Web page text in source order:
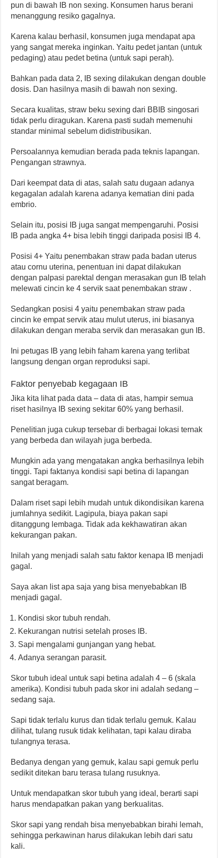
pun di bawah IB non sexing. Konsumen harus berani
menanggung resiko gagalnya.
Karena kalau berhasil, konsumen juga mendapat apa
yang sangat mereka inginkan. Yaitu pedet jantan (untuk
pedaging) atau pedet betina (untuk sapi perah).
Bahkan pada data 2, IB sexing dilakukan dengan double
dosis. Dan hasilnya masih di bawah non sexing.
Secara kualitas, straw beku sexing dari BBIB singosari
tidak perlu diragukan. Karena pasti sudah memenuhi
standar minimal sebelum didistribusikan.
Persoalannya kemudian berada pada teknis lapangan.
Pengangan strawnya.
Dari keempat data di atas, salah satu dugaan adanya
kegagalan adalah karena adanya kematian dini pada
embrio.
Selain itu, posisi IB juga sangat mempengaruhi. Posisi
IB pada angka 4+ bisa lebih tinggi daripada posisi IB 4.
Posisi 4+ Yaitu penembakan straw pada badan uterus
atau cornu uterina, penentuan ini dapat dilakukan
dengan palpasi parektal dengan merasakan gun IB telah
melewati cincin ke 4 servik saat penembakan straw .
Sedangkan posisi 4 yaitu penembakan straw pada
cincin ke empat servik atau mulut uterus, ini biasanya
dilakukan dengan meraba servik dan merasakan gun IB.
Ini petugas IB yang lebih faham karena yang terlibat
langsung dengan organ reproduksi sapi.
Faktor penyebab kegagaan IB
Jika kita lihat pada data – data di atas, hampir semua
riset hasilnya IB sexing sekitar 60% yang berhasil.
Penelitian juga cukup tersebar di berbagai lokasi ternak
yang berbeda dan wilayah juga berbeda.
Mungkin ada yang mengatakan angka berhasilnya lebih
tinggi. Tapi faktanya kondisi sapi betina di lapangan
sangat beragam.
Dalam riset sapi lebih mudah untuk dikondisikan karena
jumlahnya sedikit. Lagipula, biaya pakan sapi
ditanggung lembaga. Tidak ada kekhawatiran akan
kekurangan pakan.
Inilah yang menjadi salah satu faktor kenapa IB menjadi
gagal.
Saya akan list apa saja yang bisa menyebabkan IB
menjadi gagal.
Kondisi skor tubuh rendah.
Kekurangan nutrisi setelah proses IB.
Sapi mengalami gunjangan yang hebat.
Adanya serangan parasit.
Skor tubuh ideal untuk sapi betina adalah 4 – 6 (skala
amerika). Kondisi tubuh pada skor ini adalah sedang –
sedang saja.
Sapi tidak terlalu kurus dan tidak terlalu gemuk. Kalau
dilihat, tulang rusuk tidak kelihatan, tapi kalau diraba
tulangnya terasa.
Bedanya dengan yang gemuk, kalau sapi gemuk perlu
sedikit ditekan baru terasa tulang rusuknya.
Untuk mendapatkan skor tubuh yang ideal, berarti sapi
harus mendapatkan pakan yang berkualitas.
Skor sapi yang rendah bisa menyebabkan birahi lemah,
sehingga perkawinan harus dilakukan lebih dari satu
kali.